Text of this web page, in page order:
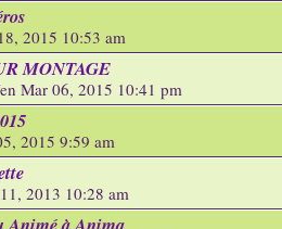
2015 10:53 am
MONTAGE
Mar 06, 2015 10:41 pm
2015 9:59 am
2013 10:28 am